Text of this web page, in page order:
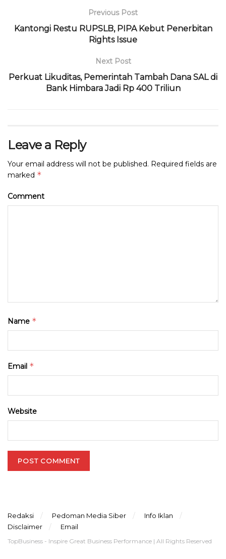
o
p
ra
m
d
s
Previous Post
Kantongi Restu RUPSLB, PIPA Kebut Penerbitan
Rights Issue
Next Post
Perkuat Likuditas, Pemerintah Tambah Dana SAL di
Bank Himbara Jadi Rp 400 Triliun
Leave a Reply
Your email address will not be published. Required fields are
marked *
Comment
Name *
Email *
Website
Redaksi Pedoman Media Siber
Info Iklan
Disclaimer
Email
TopBusiness - Inspire Great Business Performance | All Rights Reserved